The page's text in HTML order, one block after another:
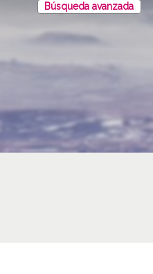
Búsqueda avanzada